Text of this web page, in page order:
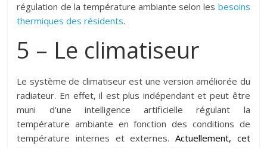
régulation de la température ambiante selon les besoins
thermiques des résidents.
5 – Le climatiseur
Le système de climatiseur est une version améliorée du
radiateur. En effet, il est plus indépendant et peut être
muni d’une intelligence artificielle régulant la
température ambiante en fonction des conditions de
température internes et externes. Actuellement, cet